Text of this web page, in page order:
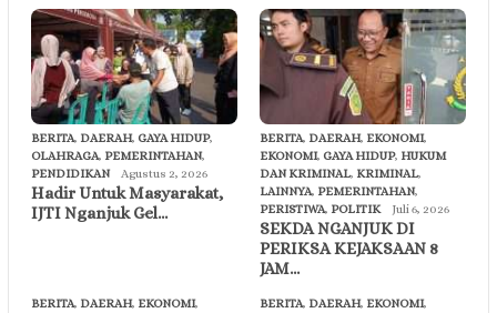
BERITA, DAERAH, GAYA HIDUP,
OLAHRAGA, PEMERINTAHAN,
PENDIDIKAN
Agustus 2, 2026
Hadir Untuk Masyarakat,
IJTI Nganjuk Gel…
BERITA, DAERAH, EKONOMI,
EKONOMI, GAYA HIDUP, HUKUM
DAN KRIMINAL, KRIMINAL,
LAINNYA, PEMERINTAHAN,
PERISTIWA, POLITIK Juli 6, 2026
SEKDA NGANJUK DI
PERIKSA KEJAKSAAN 8
JAM…
BERITA, DAERAH, EKONOMI,
BERITA, DAERAH, EKONOMI,